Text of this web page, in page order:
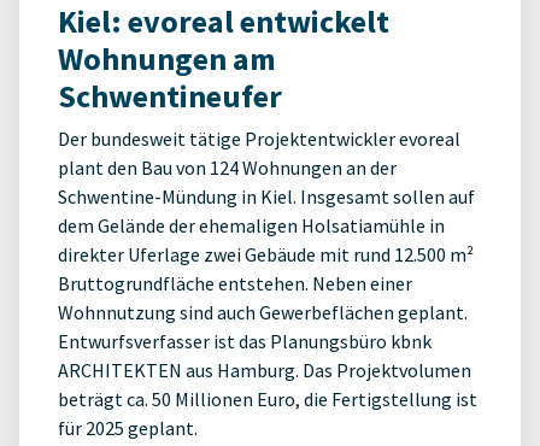
Kiel: evoreal entwickelt
Wohnungen am
Schwentineufer
Der bundesweit tätige Projektentwickler evoreal
plant den Bau von 124 Wohnungen an der
Schwentine-Mündung in Kiel. Insgesamt sollen auf
dem Gelände der ehemaligen Holsatiamühle in
direkter Uferlage zwei Gebäude mit rund 12.500 m²
Bruttogrundfläche entstehen. Neben einer
Wohnnutzung sind auch Gewerbeflächen geplant.
Entwurfsverfasser ist das Planungsbüro kbnk
ARCHITEKTEN aus Hamburg. Das Projektvolumen
beträgt ca. 50 Millionen Euro, die Fertigstellung ist
für 2025 geplant.